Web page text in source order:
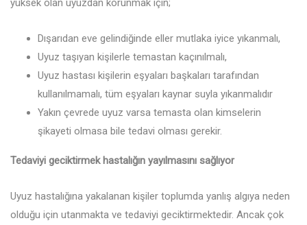
Dışarıdan eve gelindiğinde eller mutlaka iyice yıkanmalı,
Uyuz taşıyan kişilerle temastan kaçınılmalı,
Uyuz hastası kişilerin eşyaları başkaları tarafından
kullanılmamalı, tüm eşyaları kaynar suyla yıkanmalıdır
Yakın çevrede uyuz varsa temasta olan kimselerin
şikayeti olmasa bile tedavi olması gerekir.
Tedaviyi geciktirmek hastalığın yayılmasını sağlıyor
Uyuz hastalığına yakalanan kişiler toplumda yanlış algıya neden
olduğu için utanmakta ve tedaviyi geciktirmektedir. Ancak çok